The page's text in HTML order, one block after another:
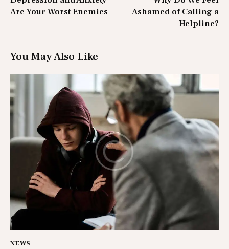
Are Your Worst Enemies
Ashamed of Calling a
Helpline?
You May Also Like
NEWS